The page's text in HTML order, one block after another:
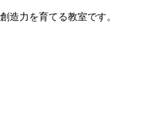
造力を育てる教室です。